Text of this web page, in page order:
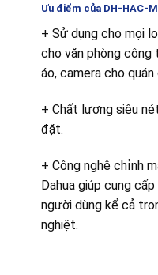
Ưu điểm của DH-HAC-
+ Sử dụng cho mọi
cho văn phòng công
áo, camera cho
+ Chất lượng siêu
đặt.
+ Công nghệ chỉnh
Dahua giúp cung
người dùng kể cả
nghiệt.